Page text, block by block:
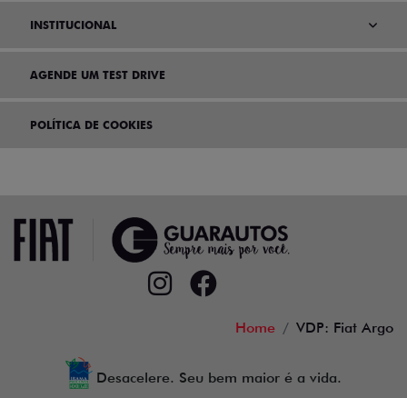
INSTITUCIONAL
AGENDE UM TEST DRIVE
POLÍTICA DE COOKIES
Home VDP: Fiat Argo
Desacelere. Seu bem maior é a vida.